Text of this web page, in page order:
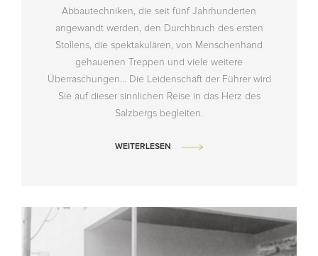
Abbautechniken, die seit fünf Jahrhunderten
angewandt werden, den Durchbruch des ersten
Stollens, die spektakulären, von Menschenhand
gehauenen Treppen und viele weitere
Überraschungen... Die Leidenschaft der Führer wird
Sie auf dieser sinnlichen Reise in das Herz des
Salzbergs begleiten.
WEITERLESEN